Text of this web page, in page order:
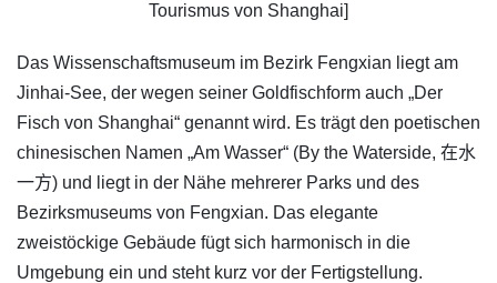
Tourismus von Shanghai]
Das Wissenschaftsmuseum im Bezirk Fengxian liegt am
Jinhai-See, der wegen seiner Goldfischform auch „Der
Fisch von Shanghai“ genannt wird. Es trägt den poetischen
chinesischen Namen „Am Wasser“ (By the Waterside, 在水
一方) und liegt in der Nähe mehrerer Parks und des
Bezirksmuseums von Fengxian. Das elegante
zweistöckige Gebäude fügt sich harmonisch in die
Umgebung ein und steht kurz vor der Fertigstellung.